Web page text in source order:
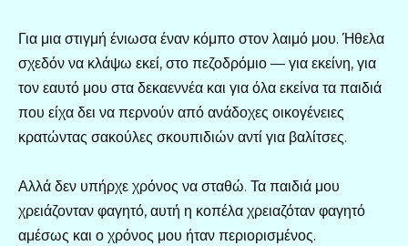
Για μια στιγμή ένιωσα έναν κόμπο στον λαιμό μου. Ήθελα
σχεδόν να κλάψω εκεί, στο πεζοδρόμιο — για εκείνη, για
τον εαυτό μου στα δεκαεννέα και για όλα εκείνα τα παιδιά
που είχα δει να περνούν από ανάδοχες οικογένειες
κρατώντας σακούλες σκουπιδιών αντί για βαλίτσες.
Αλλά δεν υπήρχε χρόνος να σταθώ. Τα παιδιά μου
χρειάζονταν φαγητό, αυτή η κοπέλα χρειαζόταν φαγητό
αμέσως και ο χρόνος μου ήταν περιορισμένος.